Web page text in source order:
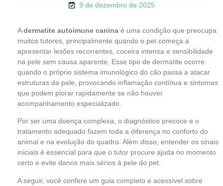
9 de dezembro de 2025
Adermatite autoimune canina é uma condição que preocupa
muitos tutores, principalmente quando o pet começa a
apresentar lesões recorrentes, coceira intensa e sensibilidade
na pele sem causa aparente. Esse tipo de dermatite ocorre
quando o próprio sistema imunológico do cão passa a atacar
estruturas da pele, provocando inflamação contínua e sintomas
que podem piorar rapidamente se não houver
acompanhamento especializado.
Por ser uma doença complexa, o diagnóstico precoce e o
tratamento adequado fazem toda a diferença no conforto do
animal e na evolução do quadro. Além disso, entender os sinais
iniciais é essencial para que o tutor procure ajuda no momento
certo e evite danos mais sérios à pele do pet.
A seguir, você confere um guia completo e acessível sobre